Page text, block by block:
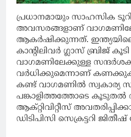
പ്രധാനമായും സാഹസിക
അവസരങ്ങളാണ്
ആകര്‍ഷിക്കുന്നത്.
കാന്റിലിവര്‍ ഗ്ലാസ് ബ്രിജ്
വാഗമണിലേക്കുള്ള
വര്‍ധിക്കുമെന്നാണ്
കണ്ട് വാഗമണില്‍ സ്വകാര്യ
പങ്കാളിത്തത്തോടെ കൂടുതല്‍
ആക്റ്റിവിറ്റീസ്
ഡിടിപിസി സെക്രട്ടറി